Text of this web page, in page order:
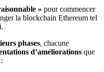
» pour commencer
la blockchain Ethereum tel
phases, chacune
d’améliorations que